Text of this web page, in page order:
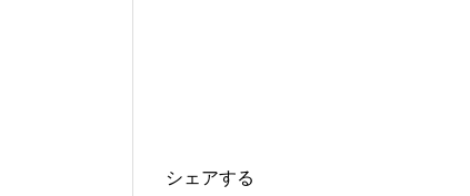
シェアする